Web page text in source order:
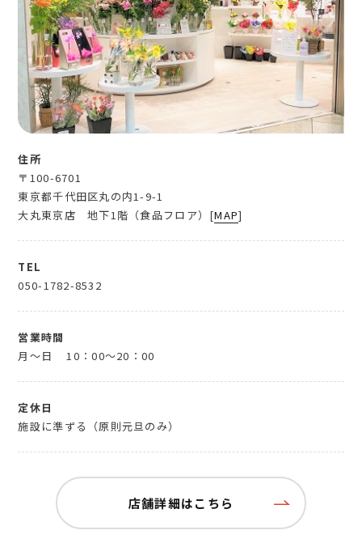
住所
〒100-6701
東京都千代田区丸の内1-9-1
大丸東京店 地下1階（食品フロア）[MAP]
TEL
050-1782-8532
営業時間
月～日
10：00～20：00
定休日
施設に準ずる（原則元旦のみ）
店舗詳細はこちら